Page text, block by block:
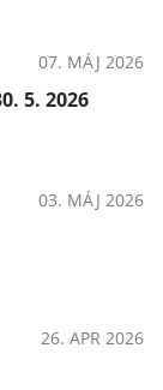
07. MÁJ 2026
5. 2026
03. MÁJ 2026
26. APR 2026